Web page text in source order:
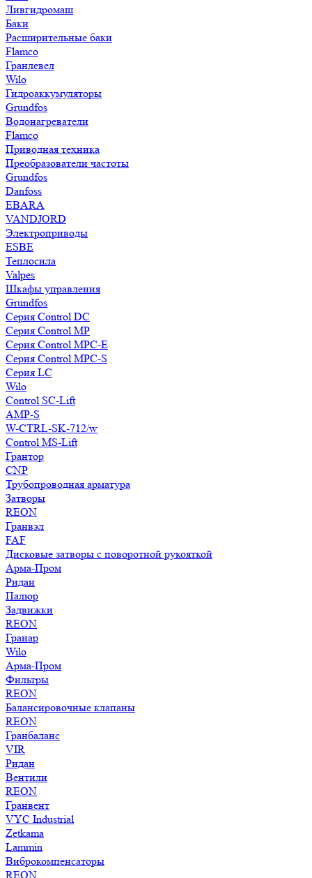
Ливгидромаш
Баки
Расширительные баки
Flamco
Гранлевел
Wilo
Гидроаккумуляторы
Grundfos
Водонагреватели
Flamco
Приводная техника
Преобразователи частоты
Grundfos
Danfoss
EBARA
VANDJORD
Электроприводы
ESBE
Теплосила
Valpes
Шкафы управления
Grundfos
Серия Control DC
Серия Control MP
Серия Control MPC-E
Серия Control MPC-S
Серия LC
Wilo
Control SC-Lift
AMP-S
W-CTRL-SK-712/w
Control MS-Lift
Грантор
CNP
Трубопроводная арматура
Затворы
REON
Гранвэл
FAF
Дисковые затворы с поворотной рукояткой
Арма-Пром
Ридан
Палюр
Задвижки
REON
Гранар
Wilo
Арма-Пром
Фильтры
REON
Балансировочные клапаны
REON
Гранбаланс
VIR
Ридан
Вентили
REON
Гранвент
VYC Industrial
Zetkama
Lammin
Виброкомпенсаторы
REON